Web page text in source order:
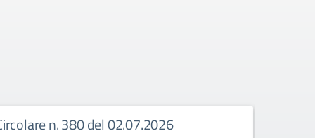
n. 380 del 02.07.2026